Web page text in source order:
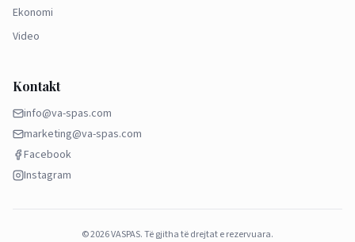
Ekonomi
Video
Kontakt
info@va-spas.com
marketing@va-spas.com
Facebook
Instagram
©2026VASPAS.Të gjitha të drejtat e rezervuara.